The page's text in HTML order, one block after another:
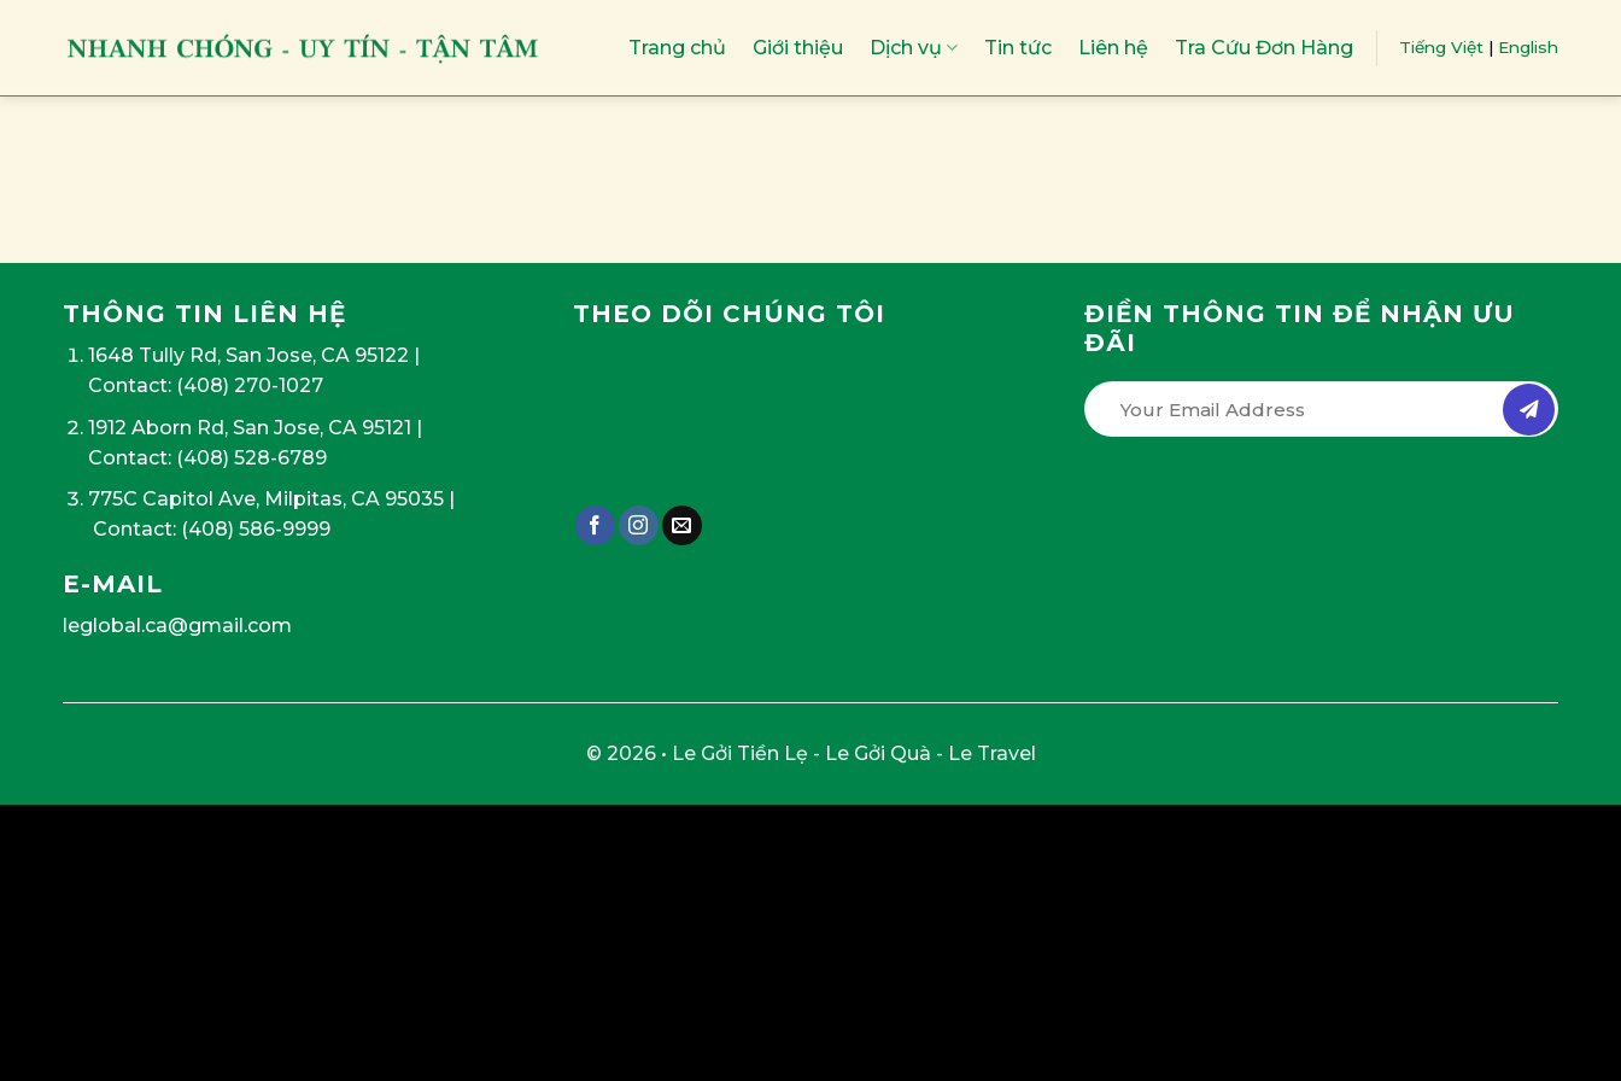
Trang chủ Giới thiệu Dịch vụ Tin tức Liên hệ Tra Cứu Đơn Hàng Tiếng Việt | English
THÔNG TIN LIÊN HỆ
1648 Tully Rd, San Jose, CA 95122 |
Contact: (408) 270-1027
1912 Aborn Rd, San Jose, CA 95121 |
Contact: (408) 528-6789
775C Capitol Ave, Milpitas, CA 95035|
Contact: (408) 586-9999
E-MAIL
leglobal.ca@gmail.com
THEO DÕI CHÚNG TÔI
ĐIỀN THÔNG TIN ĐỂ NHẬN ƯU
ĐÃI
© 2026 • Le Gởi Tiền Lẹ - Le Gởi Quà - Le Travel